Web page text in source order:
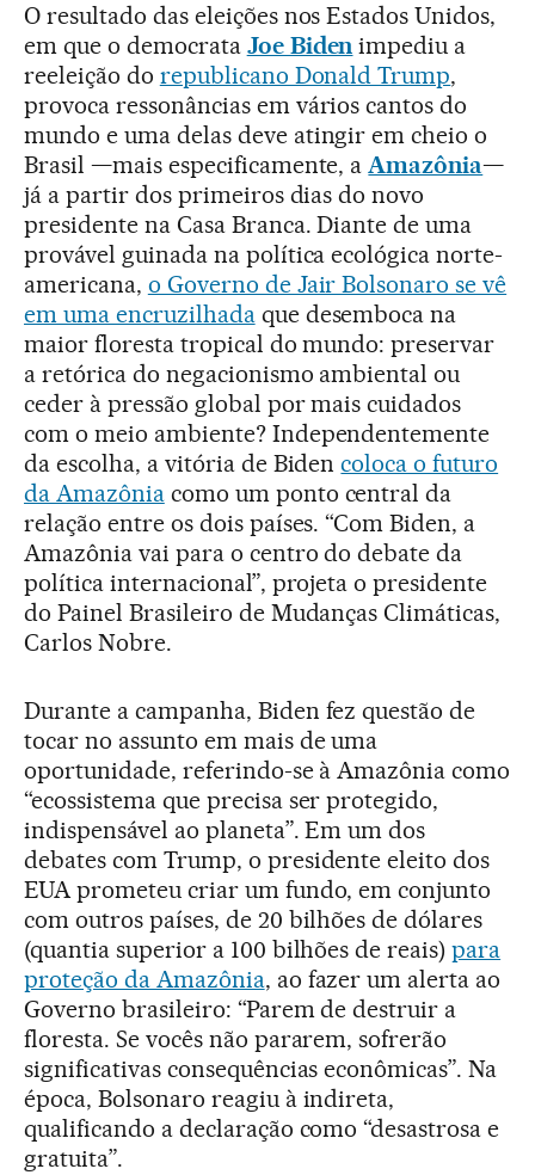
O resultado das eleições nos Estados Unidos,
em que o democrata Joe Biden impediu a
reeleição do republicano Donald Trump,
provoca ressonâncias em vários cantos do
mundo e uma delas deve atingir em cheio o
Brasil —mais especificamente, aAmazônia—
já a partir dos primeiros dias do novo
presidente na Casa Branca. Diante de uma
provável guinada na política ecológica norte-
americana, o Governo de Jair Bolsonaro se vê
em uma encruzilhadaque desemboca na
maior floresta tropical do mundo: preservar
a retórica do negacionismo ambiental ou
ceder à pressão global por mais cuidados
com o meio ambiente? Independentemente
da escolha, a vitória de Bidencoloca o futuro
da Amazôniacomo um ponto central da
relação entre os dois países. “Com Biden, a
Amazônia vai para o centro do debate da
política internacional”, projeta o presidente
do Painel Brasileiro de Mudanças Climáticas,
Carlos Nobre.
Durante a campanha, Biden fez questão de
tocar no assunto em mais de uma
oportunidade, referindo-se à Amazônia como
“ecossistema que precisa ser protegido,
indispensável ao planeta”. Em um dos
debates com Trump, o presidente eleito dos
EUA prometeu criar um fundo, em conjunto
com outros países, de 20 bilhões de dólares
(quantia superior a 100 bilhões de reais)para
proteção da Amazônia, ao fazer um alerta ao
Governo brasileiro: “Parem de destruir a
floresta. Se vocês não pararem, sofrerão
significativas consequências econômicas”. Na
época, Bolsonaro reagiu à indireta,
qualificando a declaração como “desastrosa e
gratuita”.